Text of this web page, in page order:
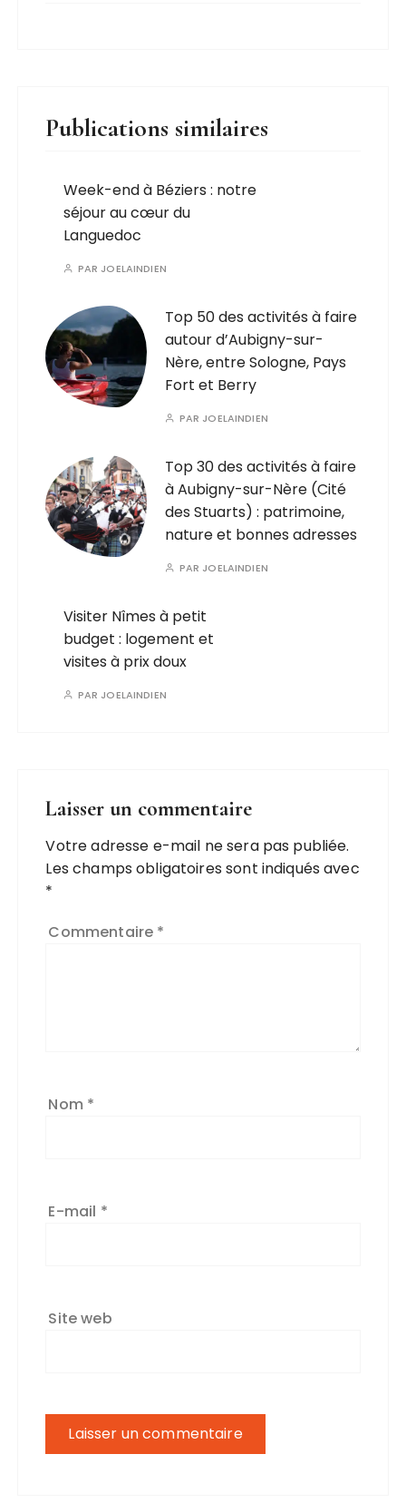
Publications similaires
Week-end à Béziers : notre
séjour au cœur du
Languedoc
PAR JOELAINDIEN
Top 50 des activités à faire
autour d’Aubigny-sur-
Nère, entre Sologne, Pays
Fort et Berry
PAR JOELAINDIEN
Top 30 des activités à faire
à Aubigny-sur-Nère (Cité
des Stuarts) : patrimoine,
nature et bonnes adresses
PAR JOELAINDIEN
Visiter Nîmes à petit
budget : logement et
visites à prix doux
PAR JOELAINDIEN
Laisser un commentaire
Votre adresse e-mail ne sera pas publiée.
Les champs obligatoires sont indiqués avec
*
Commentaire *
Nom *
E-mail *
Site web